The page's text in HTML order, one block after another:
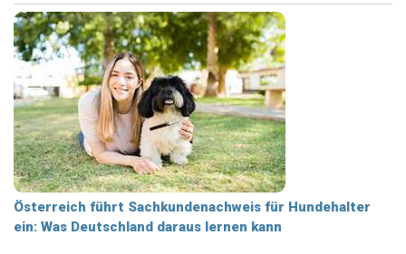
Österreich führt Sachkundenachweis für Hundehalter
ein: Was Deutschland daraus lernen kann